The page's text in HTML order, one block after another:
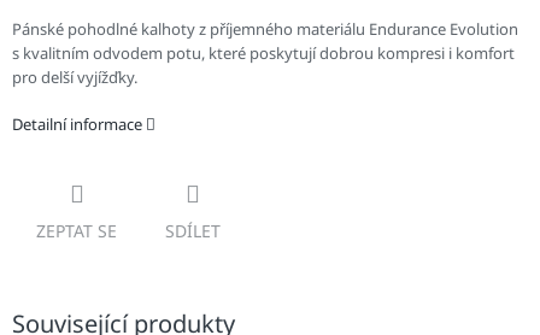
Pánské pohodlné kalhoty z příjemného materiálu Endurance Evolution
s kvalitním odvodem potu, které poskytují dobrou kompresi i komfort
pro delší vyjížďky.
Detailní informace
ZEPTAT SE SDÍLET
Související produkty